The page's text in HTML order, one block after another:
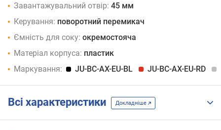
Завантажувальний отвір: 45 мм
Керування: поворотний перемикач
Ємність для соку: окремостояча
Матеріал корпуса: пластик
Маркування:
JU-BC-AX-EU-BL JU-BC-AX-EU-RD
Всі характеристики Докладніше